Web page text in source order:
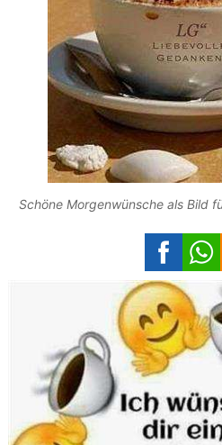
Schöne Morgenwünsche als Bild